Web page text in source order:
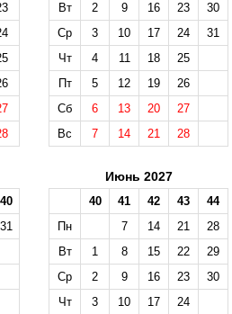
Вт
2 9 16 23
30
Ср
3 10 17 24
31
Чт
4 11 18
25
Пт
5 12 19
26
Сб
6 13 20
27
Вс
7 14 21 28
40
31
Июнь 2027
40 41 42 43
44
Пн
7 14 21
28
Вт
1 8 15 22
29
Ср
2 9 16 23
30
Чт
3 10 17 24